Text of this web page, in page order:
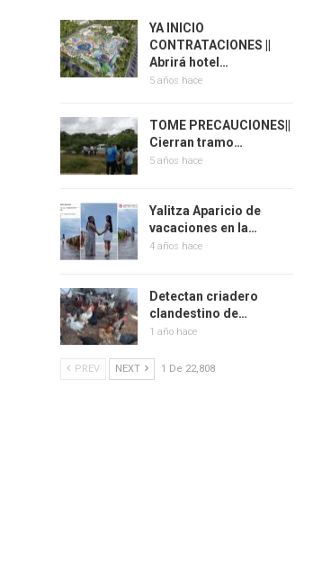
YA INICIO
CONTRATACIONES ||
Abrirá hotel…
5 años hace
TOME PRECAUCIONES||
Cierran tramo…
5 años hace
Yalitza Aparicio de
vacaciones en la…
4 años hace
Detectan criadero
clandestino de…
1 año hace
PREV NEXT 1 De 22,808